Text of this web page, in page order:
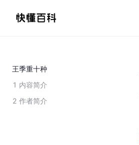
王季重十种
1 内容简介
2 作者简介